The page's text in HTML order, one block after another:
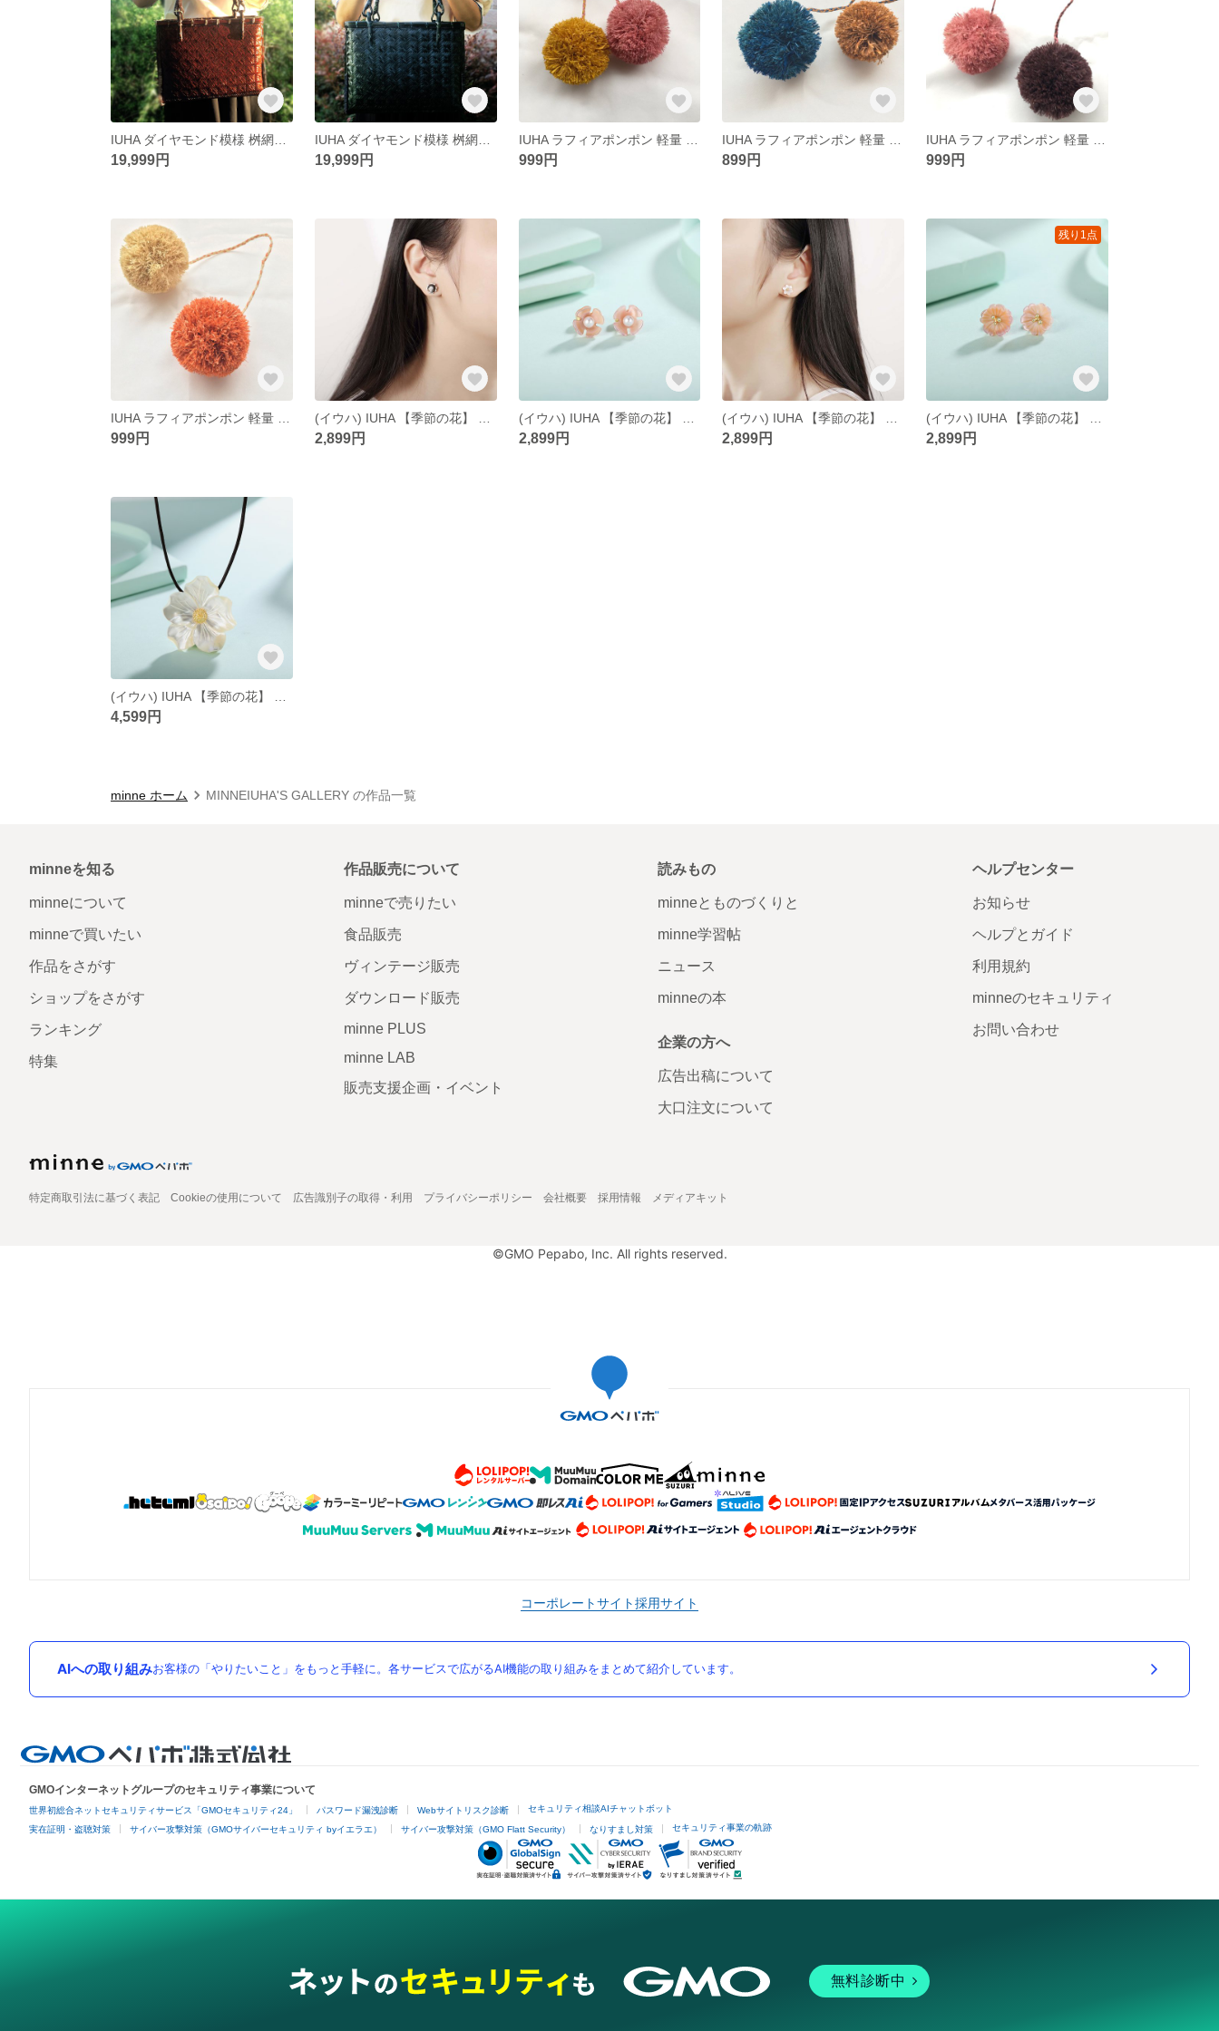
19,999円 19,999円 999円 899円 999円
999円 2,899円 2,899円 2,899円
残り1点
2,899円
4,599円
minne ホーム MINNEIUHA'S GALLERY の作品一覧
minneを知る
minneについて
minneで買いたい
作品をさがす
ショップをさがす
ランキング
特集
作品販売について
minneで売りたい
食品販売
ヴィンテージ販売
ダウンロード販売
minne PLUS
minne LAB
販売支援企画・イベント
読みもの
minneとものづくりと
minne学習帖
ニュース
minneの本
企業の方へ
広告出稿について
大口注文について
ヘルプセンター
お知らせ
ヘルプとガイド
利用規約
minneのセキュリティ
お問い合わせ
特定商取引法に基づく表記 Cookieの使用について 広告識別子の取得・利用 プライバシーポリシー 会社概要 採用情報 メディアキット
©GMO Pepabo, Inc. All rights reserved.
コーポレートサイト採用サイト
AIへの取り組みお客様の「やりたいこと」をもっと手軽に。各サービスで広がるAI機能の取り組みをまとめて紹介しています。
GMOインターネットグループのセキュリティ事業について
世界初総合ネットセキュリティサービス「GMOセキュリティ24」 パスワード漏洩診断 Webサイトリスク診断 セキュリティ相談AIチャットボット
実在証明・盗聴対策 サイバー攻撃対策（GMOサイバーセキュリティ byイエラエ） サイバー攻撃対策（GMO Flatt Security） なりすまし対策 セキュリティ事業の軌跡
無料診断中